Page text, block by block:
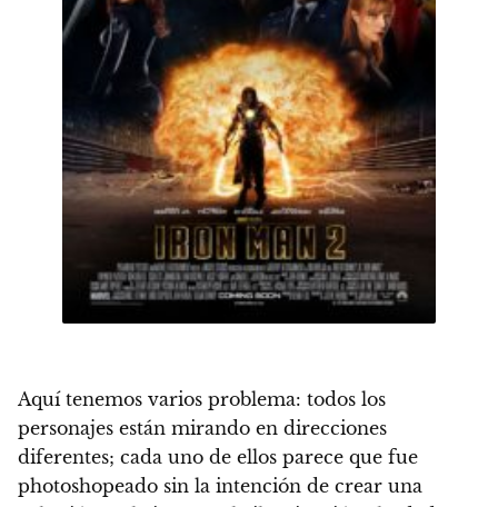
Aquí tenemos varios problema: todos los
personajes están mirando en direcciones
diferentes; cada uno de ellos parece que fue
photoshopeado sin la intención de crear una